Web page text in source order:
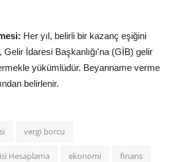
Her yıl, belirli bir kazanç eşiğini
Gelir İdaresi Başkanlığı'na (GİB) gelir
yükümlüdür. Beyanname verme
belirlenir.
vergi borcu
Hesaplama ekonomi finans